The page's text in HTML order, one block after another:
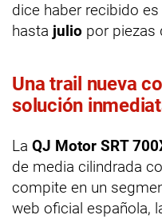
dice haber recibido
hasta julio por piezas
Una trail nueva
solución
La QJ Motor SRT
de media cilindrada
compite en un
web oficial española,